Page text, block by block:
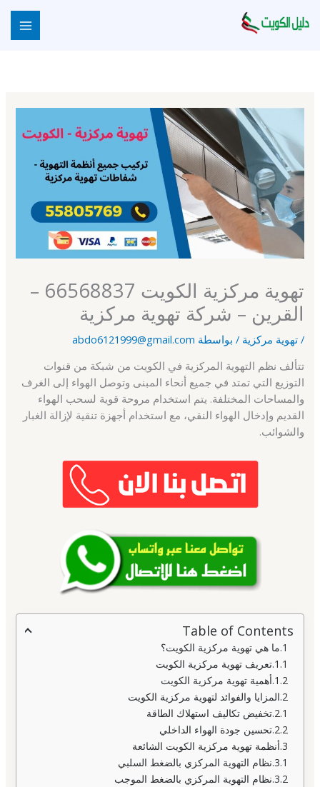
إلى
تهوية مركزية الكويت 66568837 –
القرين – شركة تهوية مركزية
/تهوية مركزية / بواسطة abdo6121999@gmail.com
تتألف نظم التهوية المركزية في الكويت من شبكة من قنوات
التوزيع التي تمتد في جميع أنحاء المبنى وتوصل الهواء إلى الغرف
والمساحات المختلفة. يتم استخدام مروحة قوية لسحب الهواء
القديم وإدخال الهواء النقي، مع استخدام أجهزة تنقية لإزالة الغبار
والشوائب.
Table of Contents
ما هي تهوية مركزية الكويت؟
تعريف تهوية مركزية الكويت
أهمية تهوية مركزية الكويت
المزايا والفوائد لتهوية مركزية الكويت
تخفيض تكاليف استهلاك الطاقة
تحسين جودة الهواء الداخلي
أنظمة تهوية مركزية الكويت الشائعة
نظام التهوية المركزي بالضغط السلبي
نظام التهوية المركزي بالضغط الموجب